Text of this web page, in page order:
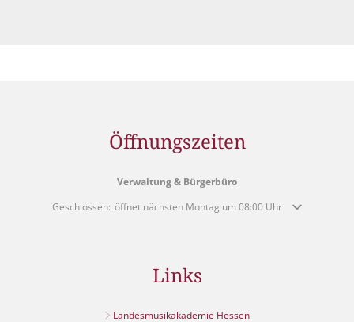
Öffnungszeiten
Verwaltung & Bürgerbüro
Klicken, um weitere Öffnungs- oder Schließzeiten auszublenden
Geschlossen: öffnet nächsten Montag um 08:00 Uhr
Links
Landesmusikakademie Hessen